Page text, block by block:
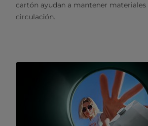
cartón ayudan a mantener materiales
circulación.